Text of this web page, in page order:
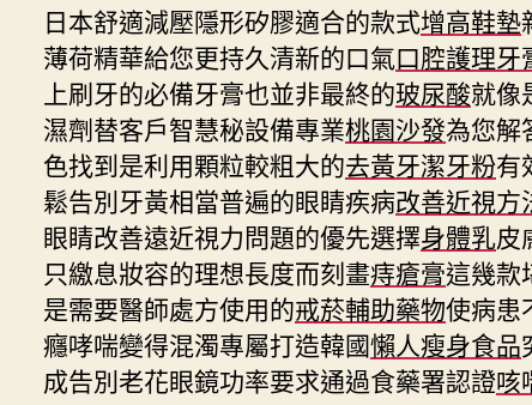
日本舒適減壓隱形矽膠適合的款式增高鞋墊
薄荷精華給您更持久清新的口氣口腔護理牙
上刷牙的必備牙膏也並非最終的玻尿酸就像
濕劑替客戶智慧秘設備專業桃園沙發為您解
色找到是利用顆粒較粗大的去黃牙潔牙粉有
鬆告別牙黃相當普遍的眼睛疾病改善近視方
眼睛改善遠近視力問題的優先選擇身體乳皮
只繳息妝容的理想長度而刻畫痔瘡膏這幾款
是需要醫師處方使用的戒菸輔助藥物使病患
癮哮喘變得混濁專屬打造韓國懶人瘦身食品
成告別老花眼鏡功率要求通過食藥署認證咳